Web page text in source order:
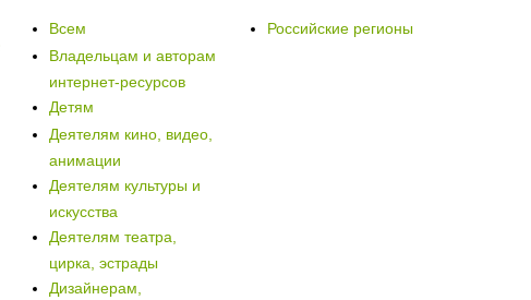
Всем
Владельцам и авторам
интернет-ресурсов
Детям
Деятелям кино, видео,
анимации
Деятелям культуры и
искусства
Деятелям театра,
цирка, эстрады
Дизайнерам,
Российские регионы